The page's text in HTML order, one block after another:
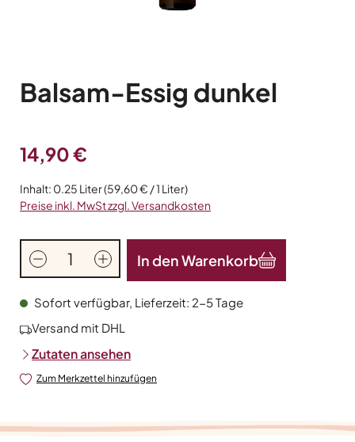
Balsam-Essig dunkel
Regulärer Preis:
14,90 €
Inhalt: 0.25 Liter(59,60 € / 1 Liter)
Preise inkl. MwSt zzgl. Versandkosten
Produkt Anzahl: Gib den gewünschten
In den Warenkorb
Sofort verfügbar, Lieferzeit: 2-5 Tage
Versand mit DHL
Zutaten ansehen
Zum Merkzettel hinzufügen